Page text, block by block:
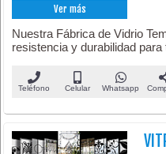
Ver más
Nuestra Fábrica de Vidrio
resistencia y durabilidad
Teléfono Celular Whatsapp